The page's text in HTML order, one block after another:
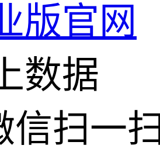
版官网
数据
信扫一